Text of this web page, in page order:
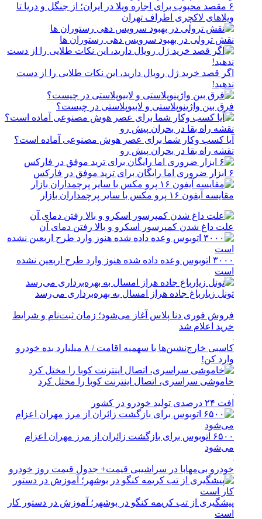
۶ مقصد محبوب برای اجاره ویلا در ایران؛ از جنگل و دریا تا
ویلاهای لاکچری اطراف تهران
نقش ترولی در بهبود سرویس دهی رستوران ها
اگر قصد خرید ژل رویال دارید، این نکات طلایی را از دست
ندهید!
فرق بین واژینوپلاستی و لابیوپلاستی در چیست؟
آیا کسب وکار شما برای عصر هوش مصنوعی آماده است؟
نقشه راه بقا در بحران پیش رو
۶ ابزار ضروری اما رایگان برای ترید موفق در فارکس
مقایسه آیفون ۱۶ پرو مکس با سایر پرچمداران بازار
علت داغ شدن کمپرسور اسکرو و بالا رفتن دمای آن
۳۰۰۰ اتوبوس وعده داده شده هنوز وارد طرح اربعین نشده
است
تونل زیارباغ جاده هراز امسال به بهره‌برداری می‌رسد
فروش فوری دنا پلاس آغاز می‌شود؛ زمان ثبت‌نام و شرایط
خرید اعلام شد
کاسبی خارج‌نشین‌ها با سهمیه اقامت / ۸ میلیارد بده خودرو
وارد کن!
خاموشی سراسری، اتصال اینترنت کوبا را مختل کرد
افت ۲۴ درصدی تولید خودرو در کشور
۶۵۰۰ اتوبوس برای بازگشت زائران از مرز مهران اعزام
می‌شود
خودرو بی‌مهابا در سراشیبی قیمت+ جدول قیمت روز خودرو
پیشگیری از تب کریمه کنگو در بوشهر؛ آموزش در دستور کار
است